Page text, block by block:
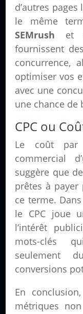
d’autres
le même
SEMrush et
fournissent
concurrence,
optimiser vos
avec une
une chance de
CPC ou
Le coût par
commercial
suggère que
prêtes à
ce terme.
le CPC joue
l’intérêt
mots-clés
seulement
conversions
En
métriques